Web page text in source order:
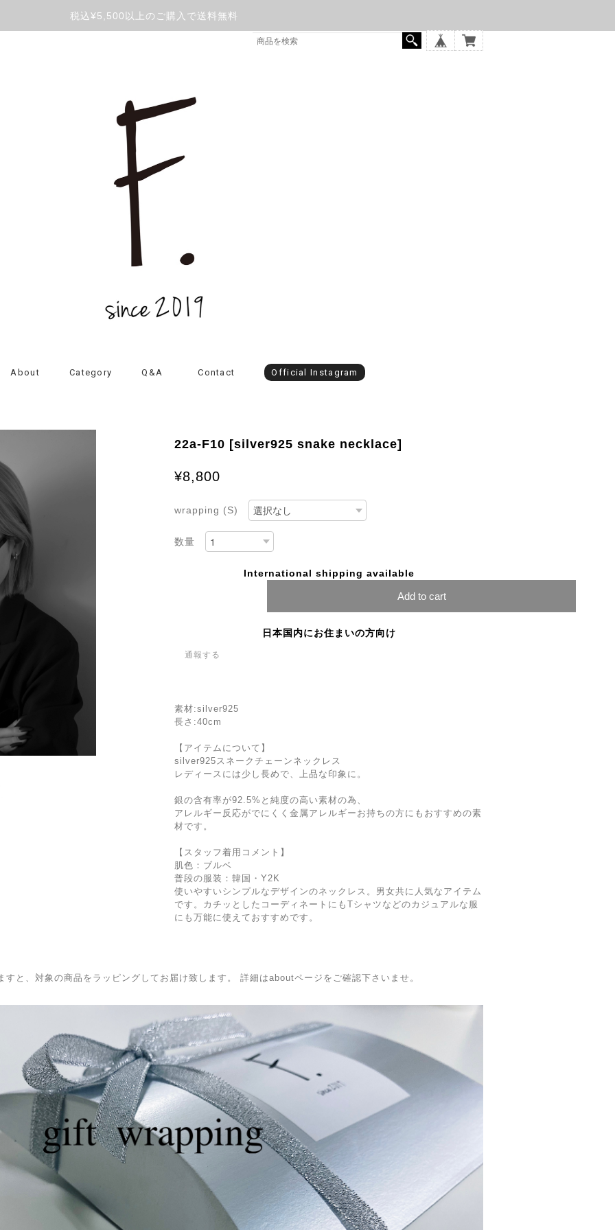
税込¥5,500以上のご購入で送料無料
About Category Q&A Contact Official Instagram
22a-F10 [silver925 snake necklace]
¥8,800
wrapping (S)
数量
International shipping available
Add to cart
日本国内にお住まいの方向け
通報する
素材:silver925
長さ:40cm
【アイテムについて】
silver925スネークチェーンネックレス
レディースには少し長めで、上品な印象に。
銀の含有率が92.5%と純度の高い素材の為、
アレルギー反応がでにくく金属アレルギーお持ちの方にもおすすめの素
材です。
【スタッフ着用コメント】
肌色：ブルベ
普段の服装：韓国・Y2K
使いやすいシンプルなデザインのネックレス。男女共に人気なアイテム
です。カチッとしたコーディネートにもTシャツなどのカジュアルな服
にも万能に使えておすすめです。
と、対象の商品をラッピングしてお届け致します。 詳細はaboutページをご確認下さいませ。